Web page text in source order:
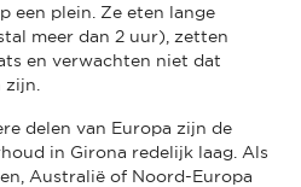
een plein. Ze eten lange
meer dan 2 uur), zetten
en verwachten niet dat
delen van Europa zijn de
in Girona redelijk laag. Als
Australië of Noord-Europa